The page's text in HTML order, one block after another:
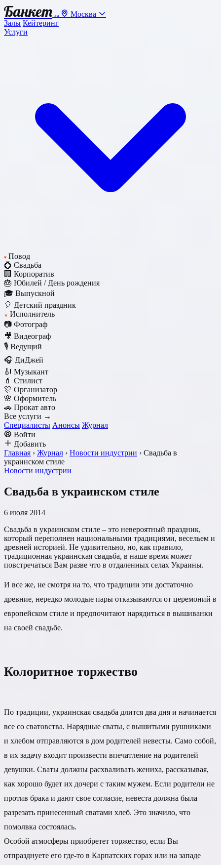
Банкет .ru
Москва
Залы Кейтеринг
Услуги
♥ Повод
💍 Свадьба
🏢 Корпоратив
🎂 Юбилей / День рождения
🎓 Выпускной
🎈 Детский праздник
★ Исполнитель
📷 Фотограф
🎥 Видеограф
🎙️ Ведущий
🎧 ДиДжей
🎻 Музыкант
💄 Стилист
🎊 Организатор
🌸 Оформитель
🚗 Прокат авто
Все услуги →
Специалисты Анонсы Журнал
Войти
Добавить
Главная › Журнал › Новости индустрии › Свадьба в
украинском стиле
Новости индустрии
Свадьба в украинском стиле
6 июля 2014
Свадьба в украинском стиле – это невероятный праздник,
который переполнен национальными традициями, весельем и
древней историей. Не удивительно, но, как правило,
традиционная украинская свадьба, в наше время может
повстречаться Вам разве что в отдаленных селах Украины.
И все же, не смотря на то, что традиции эти достаточно
древние, нередко молодые пары отказываются от церемоний в
европейском стиле и предпочитают нарядиться в вышиванки
на своей свадьбе.
Колоритное торжество
По традиции, украинская свадьба длится два дня и начинается
все со сватовства. Нарядные сваты, с вышитыми рушниками
и хлебом отправляются в дом родителей невесты. Само собой,
в их задачу входит произвести впечатление на родителей
девушки. Сваты должны расхваливать жениха, рассказывая,
как хорошо будет их дочери с таким мужем. Если родители не
против брака и дают свое согласие, невеста должна была
разрезать принесенный сватами хлеб. Это значило, что
помолвка состоялась.
Особой атмосферы приобретет торжество, если Вы
отпразднуете его где-то в Карпатских горах или на западе